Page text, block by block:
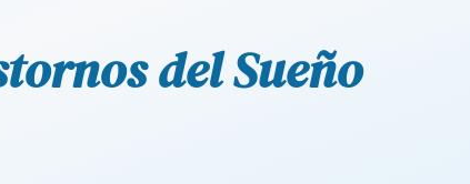
del Sueño